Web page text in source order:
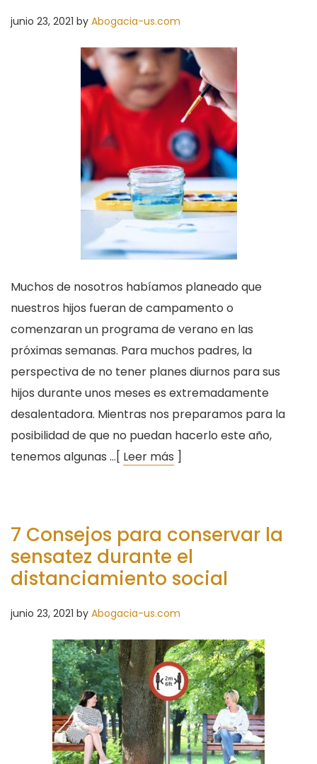
junio 23, 2021 by Abogacia-us.com
Muchos de nosotros habíamos planeado que
nuestros hijos fueran de campamento o
comenzaran un programa de verano en las
próximas semanas. Para muchos padres, la
perspectiva de no tener planes diurnos para sus
hijos durante unos meses es extremadamente
desalentadora. Mientras nos preparamos para la
posibilidad de que no puedan hacerlo este año,
tenemos algunas …[ Leer más ]
7 Consejos para conservar la
sensatez durante el
distanciamiento social
junio 23, 2021 by Abogacia-us.com